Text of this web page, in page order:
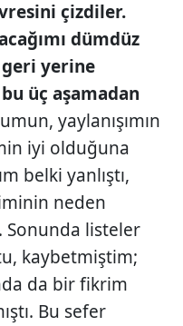
çizdiler.
dümdüz
geri yerine
üç aşamadan
yaylanışımın
iyi olduğuna
belki yanlıştı,
neden
Sonunda listeler
kaybetmiştim;
da bir fikrim
Bu sefer